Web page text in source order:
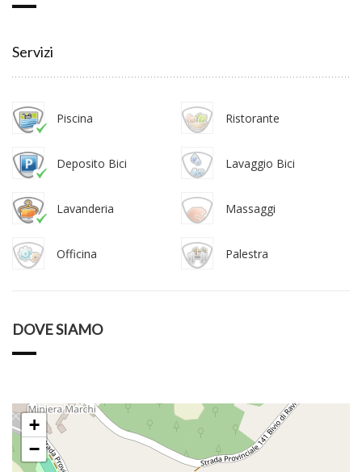
Servizi
Piscina Ristorante
Deposito Bici Lavaggio Bici
Lavanderia Massaggi
Officina Palestra
DOVE SIAMO
+
−